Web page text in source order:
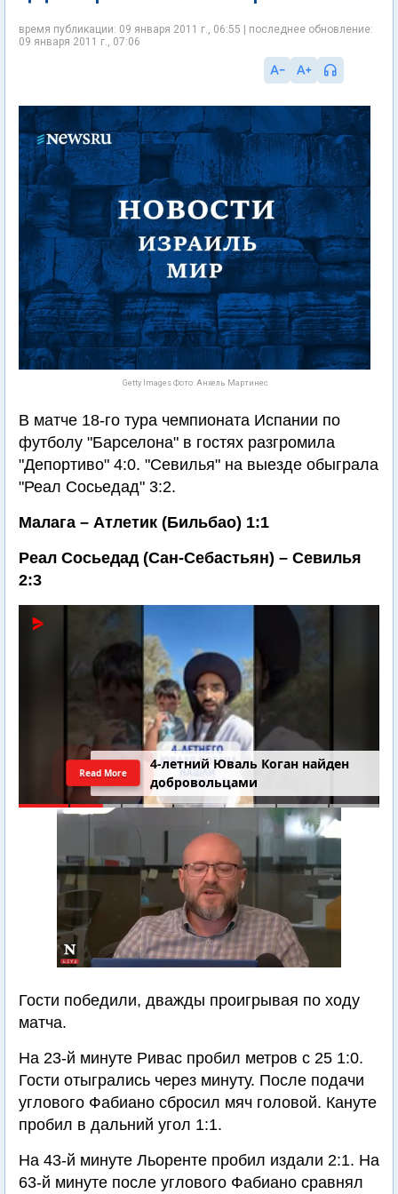
время публикации: 09 января 2011 г., 06:55 | последнее обновление:
09 января 2011 г., 07:06
Getty Images Фото: Анхель Мартинес
В матче 18-го тура чемпионата Испании по
футболу "Барселона" в гостях разгромила
"Депортиво" 4:0. "Севилья" на выезде обыграла
"Реал Сосьедад" 3:2.
Малага – Атлетик (Бильбао) 1:1
Реал Сосьедад (Сан-Себастьян) – Севилья
2:3
4-летний Юваль Коган найден
добровольцами
Read More
Гости победили, дважды проигрывая по ходу
матча.
На 23-й минуте Ривас пробил метров с 25 1:0.
Гости отыгрались через минуту. После подачи
углового Фабиано сбросил мяч головой. Кануте
пробил в дальний угол 1:1.
На 43-й минуте Льоренте пробил издали 2:1. На
63-й минуте после углового Фабиано сравнял